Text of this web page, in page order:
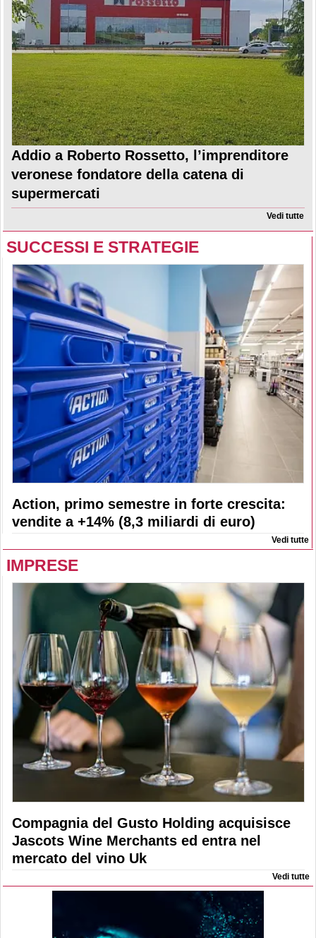
Addio a Roberto Rossetto, l’imprenditore
veronese fondatore della catena di
supermercati
Vedi tutte
SUCCESSI E STRATEGIE
Action, primo semestre in forte crescita:
vendite a +14% (8,3 miliardi di euro)
Vedi tutte
IMPRESE
Compagnia del Gusto Holding acquisisce
Jascots Wine Merchants ed entra nel
mercato del vino Uk
Vedi tutte